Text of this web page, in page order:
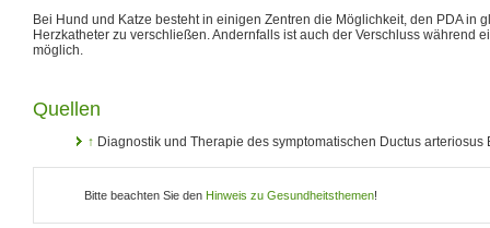
Bei Hund und Katze besteht in einigen Zentren die Möglichkeit, den PDA in
Herzkatheter zu verschließen. Andernfalls ist auch der Verschluss während
möglich.
Quellen
↑ Diagnostik und Therapie des symptomatischen Ductus
Bitte beachten Sie den Hinweis zu Gesundheitsthemen!